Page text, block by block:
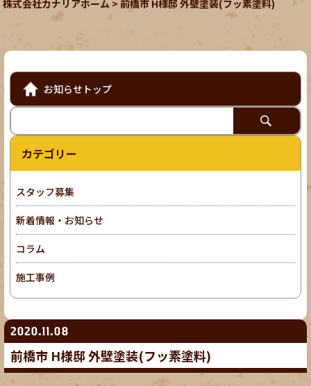
株式会社カナリアホーム > 前橋市 H様邸 外壁塗装(フッ素塗料)
2020.11.08
前橋市 H様邸 外壁塗装(フッ素塗料)
お知らせトップ
カテゴリー
スタッフ募集
新着情報・お知らせ
コラム
施工事例